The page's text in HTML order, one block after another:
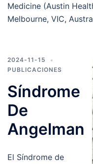
Medicine (Austin
Melbourne, VIC,
2024-11-15
PUBLICACIONES
Síndrome
De
Angelman
El Síndrome de